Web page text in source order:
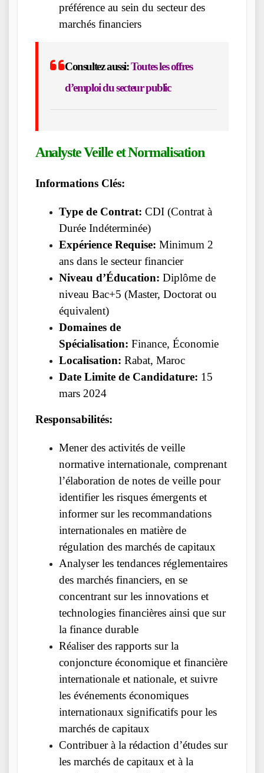
préférence au sein du secteur des
marchés financiers
Consultez aussi:Toutes les offres
d’emploi du secteur public
Analyste Veille et Normalisation
Informations Clés:
Type de Contrat: CDI (Contrat à
Durée Indéterminée)
Expérience Requise: Minimum 2
ans dans le secteur financier
Niveau d’Éducation: Diplôme de
niveau Bac+5 (Master, Doctorat ou
équivalent)
Domaines de
Spécialisation: Finance, Économie
Localisation: Rabat, Maroc
Date Limite de Candidature: 15
mars 2024
Responsabilités:
Mener des activités de veille
normative internationale, comprenant
l’élaboration de notes de veille pour
identifier les risques émergents et
informer sur les recommandations
internationales en matière de
régulation des marchés de capitaux
Analyser les tendances réglementaires
des marchés financiers, en se
concentrant sur les innovations et
technologies financières ainsi que sur
la finance durable
Réaliser des rapports sur la
conjoncture économique et financière
internationale et nationale, et suivre
les événements économiques
internationaux significatifs pour les
marchés de capitaux
Contribuer à la rédaction d’études sur
les marchés de capitaux et à la